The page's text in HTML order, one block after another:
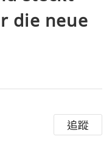
die neue
追蹤